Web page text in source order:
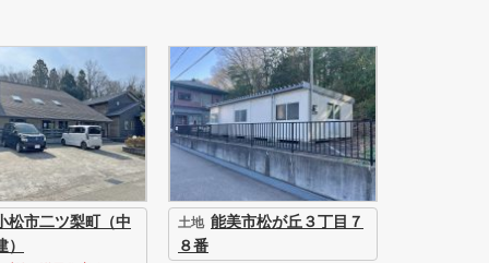
松市二ツ梨町（中
土地 能美市松が丘３丁目７
８番